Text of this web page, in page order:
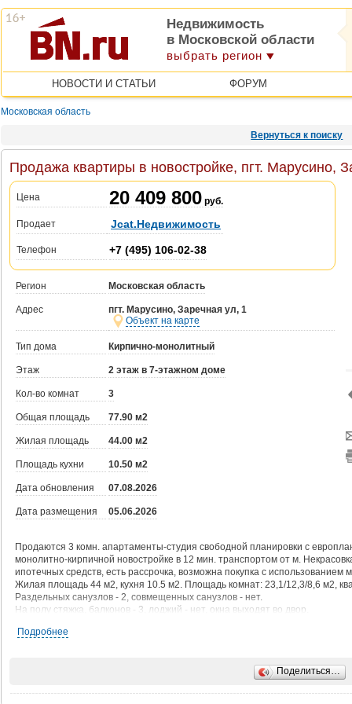
Недвижимость
в Московской области
выбрать регион
НОВОСТИ И СТАТЬИ ФОРУМ
Московская область
Вернуться к поиску
Продажа квартиры в новостройке, пгт. Марусино,
Цена 20 409 800 руб.
Продает Jcat.Недвижимость
Телефон +7 (495) 106-02-38
Регион Московская область
Адрес
пгт. Марусино, Заречная ул, 1
Объект на карте
Тип дома Кирпично-монолитный
Этаж 2 этаж в 7-этажном доме
Кол-во комнат 3
Общая площадь 77.90 м2
Жилая площадь 44.00 м2
Площадь кухни 10.50 м2
Дата обновления 07.08.2026
Дата размещения 05.06.2026
Продаются 3 комн. апартаменты-студия свободной планировки с
монолитно-кирпичной новостройке в 12 мин. транспортом от м.
ипотечных средств, есть рассрочка, возможна покупка с использованием
Жилая площадь 44 м2, кухня 10.5 м2. Площадь комнат: 23,1/12,3/8,6 м2,
Раздельных санузлов - 2, совмещенных санузлов - нет.
На полу стяжка, балконов - 3, лоджий - нет, окна выходят во двор.
Квартира располагается на 2 этаже 7-этажного дома в ЖК Легенда
Подробнее
Поделиться…